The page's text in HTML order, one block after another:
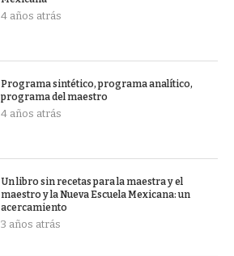
4 años atrás
Programa sintético, programa analítico,
programa del maestro
4 años atrás
Un libro sin recetas para la maestra y el
maestro y la Nueva Escuela Mexicana: un
acercamiento
3 años atrás